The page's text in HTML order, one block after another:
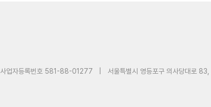
사업자등록번호 581-88-01277
서울특별시 영등포구 의사당대로